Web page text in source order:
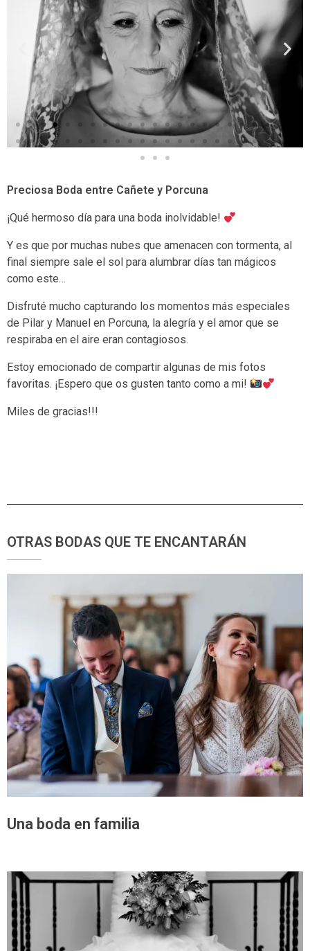
Preciosa Boda entre Cañete y Porcuna
¡Qué hermoso día para una boda inolvidable!
Y es que por muchas nubes que amenacen con tormenta, al
final siempre sale el sol para alumbrar días tan mágicos
como este…
Disfruté mucho capturando los momentos más especiales
de Pilar y Manuel en Porcuna, la alegría y el amor que se
respiraba en el aire eran contagiosos.
Estoy emocionado de compartir algunas de mis fotos
favoritas. ¡Espero que os gusten tanto como a mi!
Miles de gracias!!!
OTRAS BODAS QUE TE ENCANTARÁN
Una boda en familia